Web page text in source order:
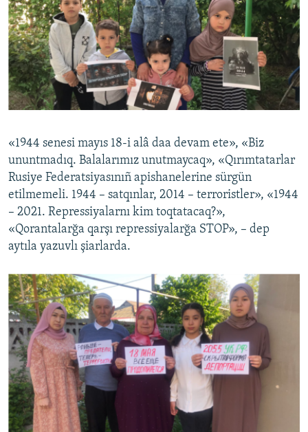
«1944 senesi mayıs 18-i alâ daa devam ete», «Biz
ununtmadıq. Balalarımız unutmaycaq», «Qırımtatarlar
Rusiye Federatsiyasınıñ apishanelerine sürgün
etilmemeli. 1944 – satqınlar, 2014 – terroristler», «1944
– 2021. Repressiyalarnı kim toqtatacaq?»,
«Qorantalarğa qarşı repressiyalarğa STOP», – dep
aytıla yazuvlı şiarlarda.